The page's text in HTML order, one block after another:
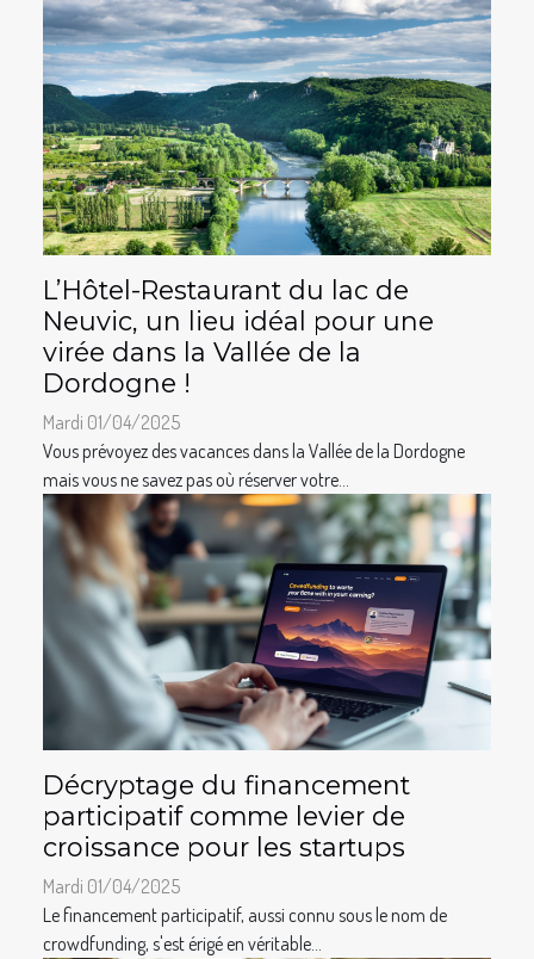
L’Hôtel-Restaurant du lac de
Neuvic, un lieu idéal pour une
virée dans la Vallée de la
Dordogne !
Mardi 01/04/2025
Vous prévoyez des vacances dans la Vallée de la Dordogne
mais vous ne savez pas où réserver votre...
Décryptage du financement
participatif comme levier de
croissance pour les startups
Mardi 01/04/2025
Le financement participatif, aussi connu sous le nom de
crowdfunding, s'est érigé en véritable...